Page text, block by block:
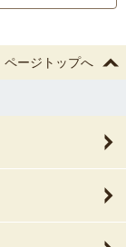
ページトップへ